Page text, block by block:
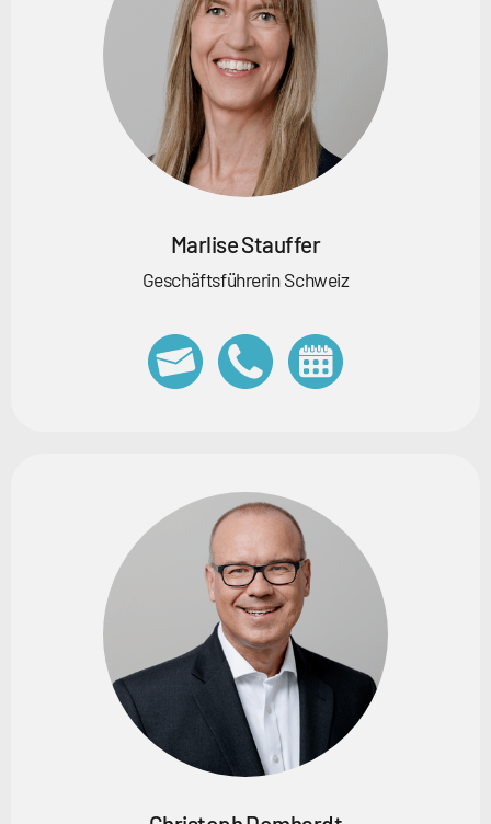
Marlise Stauffer
Geschäftsführerin Schweiz